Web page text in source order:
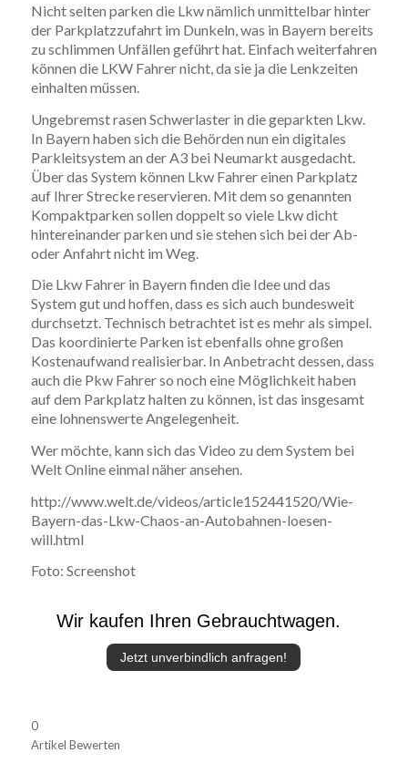
Nicht selten parken die Lkw nämlich unmittelbar hinter
der Parkplatzzufahrt im Dunkeln, was in Bayern bereits
zu schlimmen Unfällen geführt hat. Einfach weiterfahren
können die LKW Fahrer nicht, da sie ja die Lenkzeiten
einhalten müssen.
Ungebremst rasen Schwerlaster in die geparkten Lkw.
In Bayern haben sich die Behörden nun ein digitales
Parkleitsystem an der A3 bei Neumarkt ausgedacht.
Über das System können Lkw Fahrer einen Parkplatz
auf Ihrer Strecke reservieren. Mit dem so genannten
Kompaktparken sollen doppelt so viele Lkw dicht
hintereinander parken und sie stehen sich bei der Ab-
oder Anfahrt nicht im Weg.
Die Lkw Fahrer in Bayern finden die Idee und das
System gut und hoffen, dass es sich auch bundesweit
durchsetzt. Technisch betrachtet ist es mehr als simpel.
Das koordinierte Parken ist ebenfalls ohne großen
Kostenaufwand realisierbar. In Anbetracht dessen, dass
auch die Pkw Fahrer so noch eine Möglichkeit haben
auf dem Parkplatz halten zu können, ist das insgesamt
eine lohnenswerte Angelegenheit.
Wer möchte, kann sich das Video zu dem System bei
Welt Online einmal näher ansehen.
http://www.welt.de/videos/article152441520/Wie-
Bayern-das-Lkw-Chaos-an-Autobahnen-loesen-
will.html
Foto: Screenshot
Wir kaufen Ihren Gebrauchtwagen.
Jetzt unverbindlich anfragen!
0
Artikel Bewerten